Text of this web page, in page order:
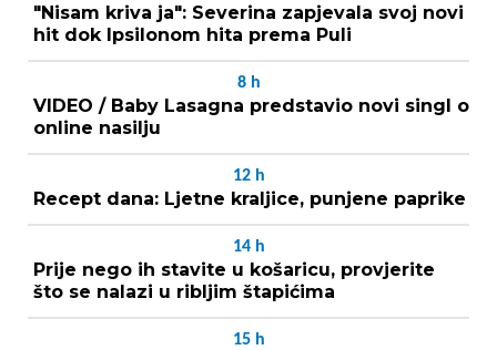
"Nisam kriva ja": Severina zapjevala svoj novi
hit dok Ipsilonom hita prema Puli
8 h
VIDEO / Baby Lasagna predstavio novi singl o
online nasilju
12 h
Recept dana: Ljetne kraljice, punjene paprike
14 h
Prije nego ih stavite u košaricu, provjerite
što se nalazi u ribljim štapićima
15 h